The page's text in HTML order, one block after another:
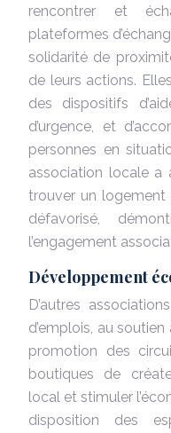
rencontrer et
plateformes
solidarité de
de leurs actions.
des dispositifs
d’urgence, et
personnes en
association locale a
trouver un
défavorisé,
l’engagement
Développement
D’autres
d’emplois, au
promotion des
boutiques de
local et stimuler
disposition des